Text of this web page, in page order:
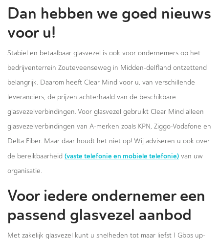
Dan hebben we goed nieuws
voor u!
Stabiel en betaalbaar glasvezel is ook voor ondernemers op het
bedrijventerrein Zouteveenseweg in Midden-delfland ontzettend
belangrijk. Daarom heeft Clear Mind voor u, van verschillende
leveranciers, de prijzen achterhaald van de beschikbare
glasvezelverbindingen. Voor glasvezel gebruikt Clear Mind alleen
glasvezelverbindingen van A-merken zoals KPN, Ziggo-Vodafone en
Delta Fiber. Maar daar houdt het niet op! Wij adviseren u ook over
de bereikbaarheid (vaste telefonie en mobiele telefonie) van uw
organisatie.
Voor iedere ondernemer een
passend glasvezel aanbod
Met zakelijk glasvezel kunt u snelheden tot maar liefst 1 Gbps up-